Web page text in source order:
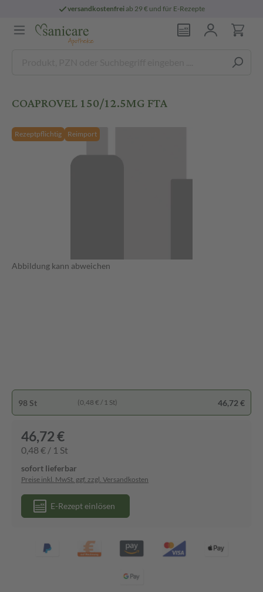
versandkostenfreiab 29 € und für E-Rezepte
COAPROVEL 150/12.5MG FTA
Rezeptpflichtig Reimport
Abbildung kann abweichen
98 St (0,48 € / 1 St) 46,72 €
46,72 €
0,48 € / 1 St
sofort lieferbar
Preise inkl. MwSt. ggf. zzgl. Versandkosten
E-Rezept einlösen